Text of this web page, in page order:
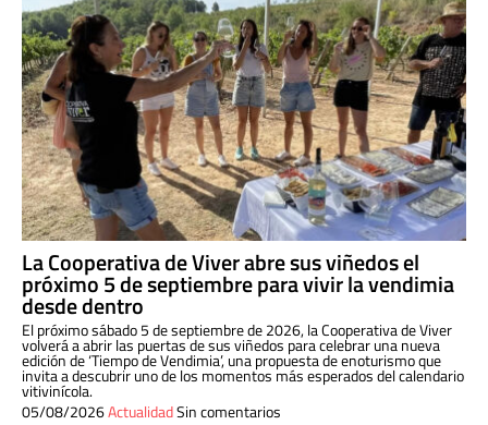
La Cooperativa de Viver abre sus viñedos el
próximo 5 de septiembre para vivir la vendimia
desde dentro
El próximo sábado 5 de septiembre de 2026, la Cooperativa de Viver
volverá a abrir las puertas de sus viñedos para celebrar una nueva
edición de ‘Tiempo de Vendimia’, una propuesta de enoturismo que
invita a descubrir uno de los momentos más esperados del calendario
vitivinícola.
05/08/2026ActualidadSin comentarios